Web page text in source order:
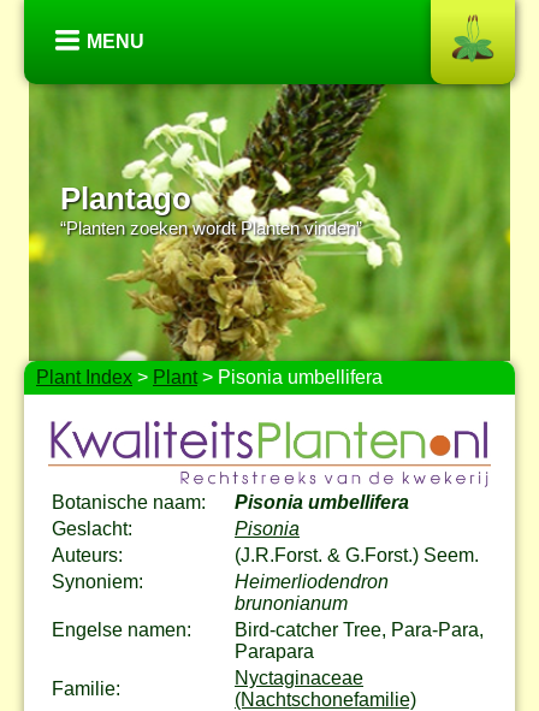
MENU
Plantago
“Planten zoeken wordt Planten vinden”
Plant Index > Plant> Pisonia umbellifera
Botanische naam:
Pisonia umbellifera
Geslacht:
Pisonia
Auteurs:
(J.R.Forst. & G.Forst.) Seem.
Synoniem:
Heimerliodendron
brunonianum
Engelse namen:
Bird-catcher Tree, Para-Para,
Parapara
Familie:
Nyctaginaceae
(Nachtschonefamilie)